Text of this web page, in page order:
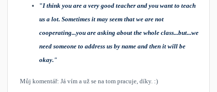
"I think you are a very good teacher and you want to teach
us a lot. Sometimes it may seem that we are not
cooperating...you are asking about the whole class...but...we
need someone to address us by name and then it will be
okay."
Můj komentář: Já vím a už se na tom pracuje, díky. :)